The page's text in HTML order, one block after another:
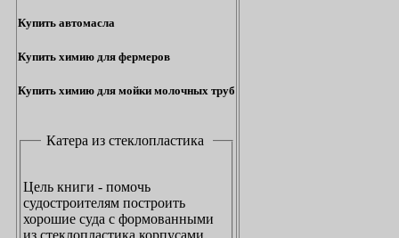
Купить автомасла
Купить химию для фермеров
Купить химию для мойки молочных труб
Катера из стеклопластика
Цель книги - помочь
судостроителям построить
хорошие суда с формованными
из стеклопластика корпусами.